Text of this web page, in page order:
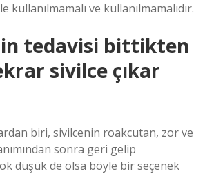
kullanılmamalı ve kullanılmamalıdır.
tedavisi bittikten
sivilce çıkar
biri, sivilcenin roakcutan, zor ve
sonra geri gelip
düşük de olsa böyle bir seçenek